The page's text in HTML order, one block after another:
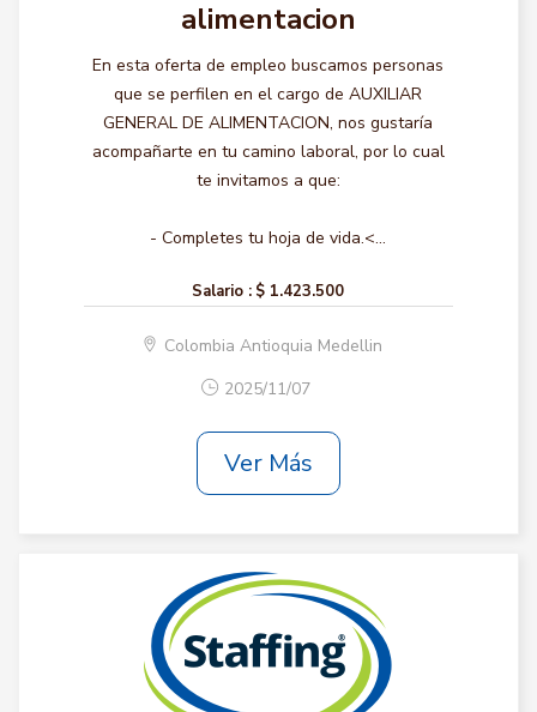
alimentacion
En esta oferta de empleo buscamos personas
que se perfilen en el cargo de AUXILIAR
GENERAL DE ALIMENTACION, nos gustaría
acompañarte en tu camino laboral, por lo cual
te invitamos a que:
- Completes tu hoja de vida.<...
Salario : $ 1.423.500
Colombia Antioquia Medellin
2025/11/07
Ver Más